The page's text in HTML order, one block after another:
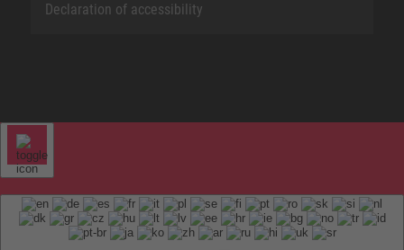
Declaration of accessibility